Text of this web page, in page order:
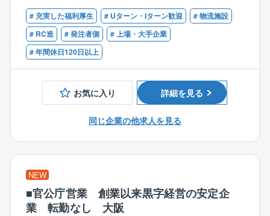
〈働き方の魅力〉
・全社平均有給取得日数（2024年度）：14.5日／人
・平均月間残業時間：20h／月
・毎週水曜日はノー残業デー。私生活との両立を全社
的に推進しております。
・年2回程度土曜日の出勤日がございますが、有給奨励
日となっており、9割程度の社員が有給を取得していま
・週2回までの在宅勤務も可能です。
〈同社について〉
業、賃貸オフィス事業を3本柱として事業展開しており
ます。
・賃貸マンションブランド「URBANEX（アーバネッ
■不動産開発企画・推進のご経験をお持ちの方
# 充実した福利厚生 # Uターン・Iターン歓迎
# 物流施設
# RC造
# 発注者側
# 上場・大手企業
# 年間休日120日以上
お気に入り 詳細を見る
同じ企業の他求人を見る
NEW
■官公庁営業 創業以来黒字経営の安定企
業 転勤なし 大阪